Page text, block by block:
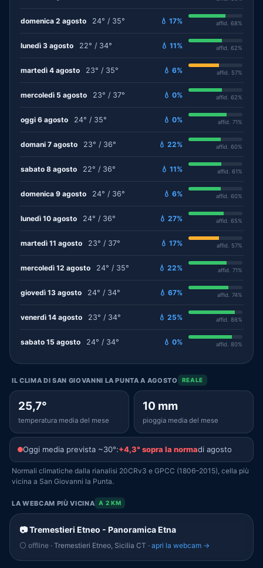
domenica 2 agosto 24° / 35° 💧 17% affid. 68%
lunedì 3 agosto 22° / 34° 💧 11% affid. 62%
martedì 4 agosto 23° / 35° 💧 6% affid. 57%
mercoledì 5 agosto 23° / 37° 💧 0% affid. 62%
oggi 6 agosto 24° / 35° 💧 0% affid. 71%
domani 7 agosto 23° / 36° 💧 22% affid. 60%
sabato 8 agosto 22° / 36° 💧 11% affid. 61%
domenica 9 agosto 24° / 36° 💧 6% affid. 60%
lunedì 10 agosto 24° / 36° 💧 27% affid. 65%
martedì 11 agosto 23° / 37° 💧 17% affid. 57%
mercoledì 12 agosto 24° / 35° 💧 22% affid. 71%
giovedì 13 agosto 24° / 34° 💧 67% affid. 74%
venerdì 14 agosto 23° / 34° 💧 25% affid. 86%
sabato 15 agosto 24° / 34° 💧 0% affid. 80%
IL CLIMA DI SAN GIOVANNI LA PUNTA A AGOSTO REALE
25,7°
temperatura media del mese
10 mm
pioggia media del mese
Oggi media prevista ~30°:+4,3° sopra la normadi agosto
Normali climatiche dalla rianalisi 20CRv3 e GPCC (1806–2015), cella più
vicina a San Giovanni la Punta.
LA WEBCAM PIÙ VICINA A 2 KM
📷 Tremestieri Etneo - Panoramica Etna
⚪ offline · Tremestieri Etneo, Sicilia CT · apri la webcam →